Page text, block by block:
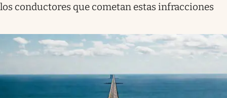
los conductores que cometan estas infracciones